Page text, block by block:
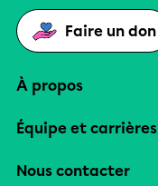
Faire un don
À propos
Équipe et carrières
Nous contacter